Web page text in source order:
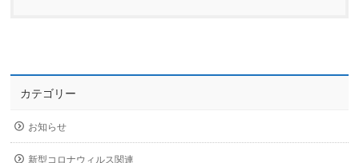
カテゴリー
お知らせ
新型コロナウィルス関連